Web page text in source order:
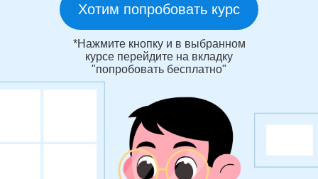
Хотим попробовать курс
*Нажмите кнопку и в выбранном
курсе перейдите на вкладку
"попробовать бесплатно"